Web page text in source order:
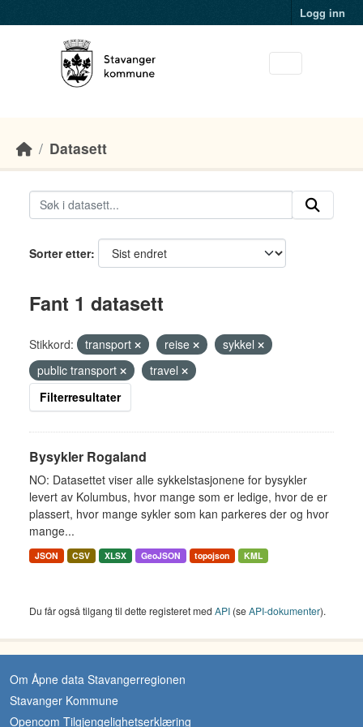
Logg inn
Datasett
Sorter etter
Fant 1 datasett
Stikkord: transport reise
sykkel
public transport
travel
Filterresultater
Bysykler Rogaland
NO: Datasettet viser alle sykkelstasjonene for bysykler
levert av Kolumbus, hvor mange som er ledige, hvor de er
plassert, hvor mange sykler som kan parkeres der og hvor
mange...
JSON CSV XLSX GeoJSON topojson KML
Du får også tilgang til dette registeret med API (seAPI-dokumenter).
Om Åpne data Stavangerregionen
Stavanger Kommune
Opencom Tilgjengelighetserklæring